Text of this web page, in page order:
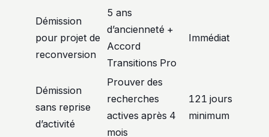
Démission
pour projet de
reconversion
5 ans
d’ancienneté +
Accord
Transitions Pro
Immédiat
Démission
sans reprise
d’activité
Prouver des
recherches
actives après 4
mois
121 jours
minimum